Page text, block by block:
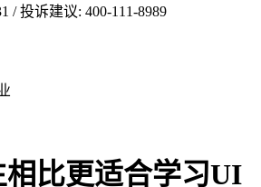
/ 投诉建议: 400-111-8989
相比更适合学习UI